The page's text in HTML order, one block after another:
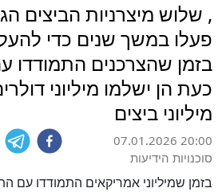
, שלוש מיצרניות הביצים
פעלו במשך שנים כדי
בזמן שהצרכנים התמודדו
כעת הן ישלמו מיליוני
מיליוני ביצים
07.01.2026 20:00
סוכנויות הידיעות
בזמן שמיליוני אמריקאים התמודדו עם